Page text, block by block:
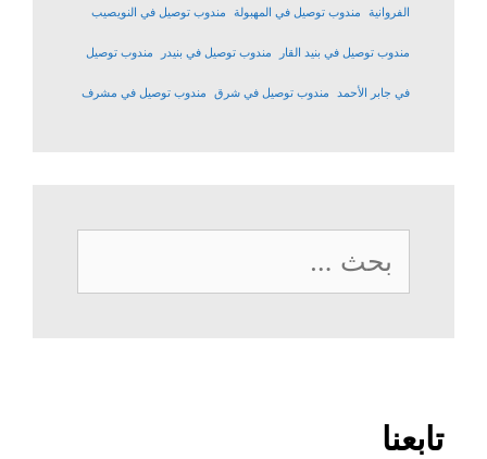
الفروانية مندوب توصيل في المهبولة مندوب توصيل في النويصيب
مندوب توصيل في بنيد القار مندوب توصيل في بنيدر مندوب توصيل
في جابر الأحمد مندوب توصيل في شرق مندوب توصيل في مشرف
عن:
تابعنا